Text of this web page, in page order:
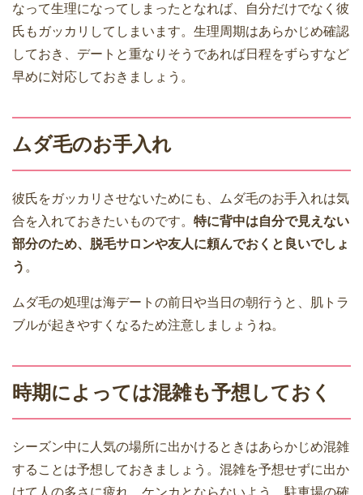
なって生理になってしまったとなれば、自分だけでなく彼
氏もガッカリしてしまいます。生理周期はあらかじめ確認
しておき、デートと重なりそうであれば日程をずらすなど
早めに対応しておきましょう。
ムダ毛のお手入れ
彼氏をガッカリさせないためにも、ムダ毛のお手入れは気
合を入れておきたいものです。 特に背中は自分で見えない
部分のため、脱毛サロンや友人に頼んでおくと良いでしょ
う 。
ムダ毛の処理は海デートの前日や当日の朝行うと、肌トラ
ブルが起きやすくなるため注意しましょうね。
時期によっては混雑も予想しておく
シーズン中に人気の場所に出かけるときはあらかじめ混雑
することは予想しておきましょう。混雑を予想せずに出か
けて人の多さに疲れ、ケンカとならないよう、駐車場の確